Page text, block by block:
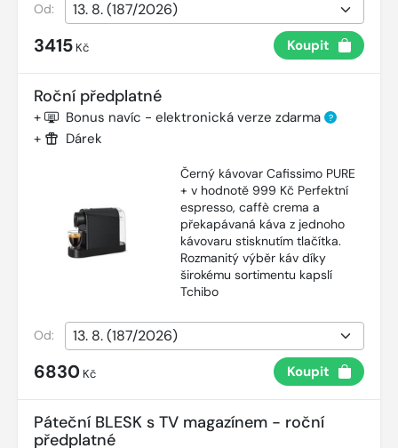
Od:
3415 Kč Koupit
Roční předplatné
+ Bonus navíc - elektronická verze zdarma ?
+ Dárek
Černý kávovar Cafissimo PURE
+ v hodnotě 999 Kč Perfektní
espresso, caffè crema a
překapávaná káva z jednoho
kávovaru stisknutím tlačítka.
Rozmanitý výběr káv díky
širokému sortimentu kapslí
Tchibo
Od:
6830 Kč Koupit
Páteční BLESK s TV magazínem - roční
předplatné